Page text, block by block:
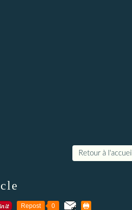
Retour à l'accueil
Repost 0